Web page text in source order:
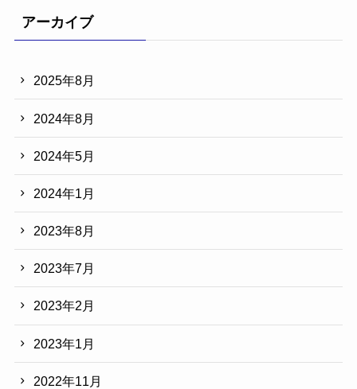
アーカイブ
2025年8月
2024年8月
2024年5月
2024年1月
2023年8月
2023年7月
2023年2月
2023年1月
2022年11月